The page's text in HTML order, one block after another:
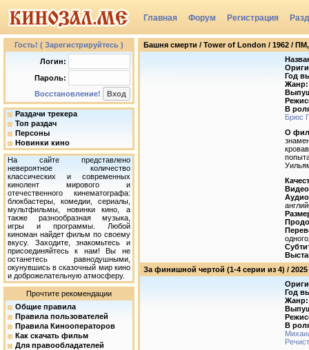
Главная Форум Регистрация
Группы
Гость! ( Зарегистрируйтесь )
Логин:
Пароль:
Восстановление!
Раздачи трекера
Топ раздач
Персоны
Новинки кино
На сайте представлено
невероятное количество
классических и современных
кинолент мирового и
отечественного кинематографа:
блокбастеры, комедии, сериалы,
мультфильмы, новинки кино, а
также разнообразная музыка,
игры и программы. Любой
киноман найдет фильм по своему
вкусу. Заходите, знакомьтесь и
присоединяйтесь к нам! Вы не
останетесь равнодушными,
окунувшись в сказочный мир кино
и доброжелательную атмосферу.
Прочтите рекомендации
Общие правила
Правила пользователей
Правила Кинооператоров
Как скачать фильм
Для правообладателей
Башня смерти / Tower of London / 1962 /
Год
Жанр:
В
Брюс
О
За финишной чертой (1-4 серии из 4) /
Год
Жанр:
В